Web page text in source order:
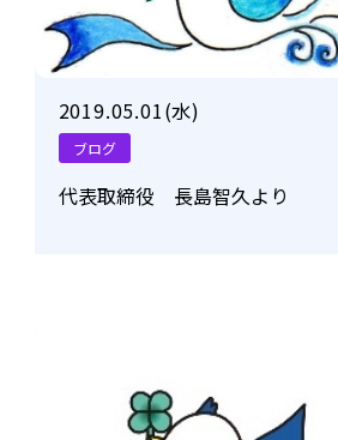
2019.05.01(水)
ブログ
代表取締役 長島智久より